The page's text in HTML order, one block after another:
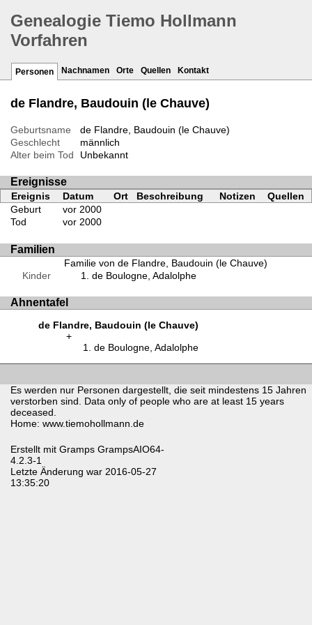
Genealogie Tiemo Hollmann
Vorfahren
Personen Nachnamen Orte Quellen Kontakt
de Flandre, Baudouin (le Chauve)
Geburtsname
de Flandre, Baudouin (le Chauve)
Geschlecht
männlich
Alter beim Tod
Unbekannt
Ereignisse
Ereignis Datum Ort Beschreibung Notizen
Quellen
Geburt
vor 2000
Tod
vor 2000
Familien
Familie von de Flandre, Baudouin (le Chauve)
Kinder
de Boulogne, Adalolphe
Ahnentafel
de Flandre, Baudouin (le Chauve)
de Boulogne, Adalolphe
Es werden nur Personen dargestellt, die seit mindestens 15 Jahren
verstorben sind. Data only of people who are at least 15 years
deceased.
Home: www.tiemohollmann.de
Erstellt mit Gramps GrampsAIO64-
4.2.3-1
Letzte Änderung war 2016-05-27
13:35:20